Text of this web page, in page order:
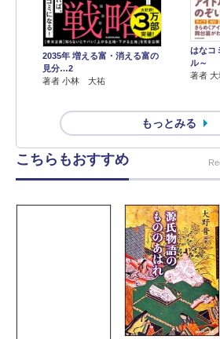
2035年 増える富・消える富の
見分…2
著者 小林 大祐
はなコ
ル～
著者
もっとみる
こちらもおすすめ